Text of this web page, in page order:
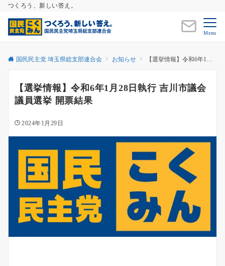
つくろう、新しい答え。
Menu
国民民主党 埼玉県総支部連合会 お知らせ 【選挙情報】令和6年1月28日執行 吉川市議会議員選挙 開票結果
【選挙情報】令和6年1月28日執行 吉川市議会
議員選挙 開票結果
2024年1月29日